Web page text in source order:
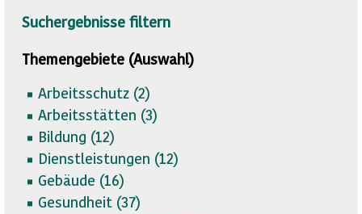
Suchergebnisse filtern
Themengebiete (Auswahl)
Arbeitsschutz (2)
Arbeitsstätten (3)
Bildung (12)
Dienstleistungen (12)
Gebäude (16)
Gesundheit (37)